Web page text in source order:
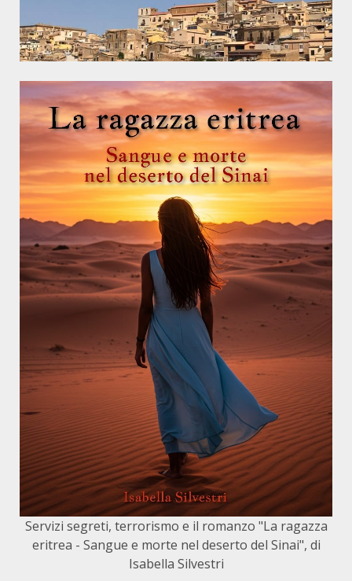
Servizi segreti, terrorismo e il romanzo "La ragazza
eritrea - Sangue e morte nel deserto del Sinai", di
Isabella Silvestri